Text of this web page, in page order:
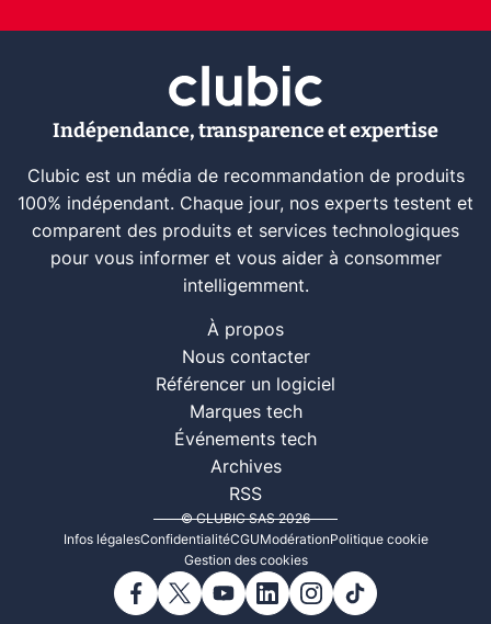
Indépendance, transparence et expertise
Clubic est un média de recommandation de produits
100% indépendant. Chaque jour, nos experts testent et
comparent des produits et services technologiques
pour vous informer et vous aider à consommer
intelligemment.
À propos
Nous contacter
Référencer un logiciel
Marques tech
Événements tech
Archives
RSS
© CLUBIC SAS 2026
Infos légalesConfidentialitéCGUModérationPolitique cookie
Gestion des cookies